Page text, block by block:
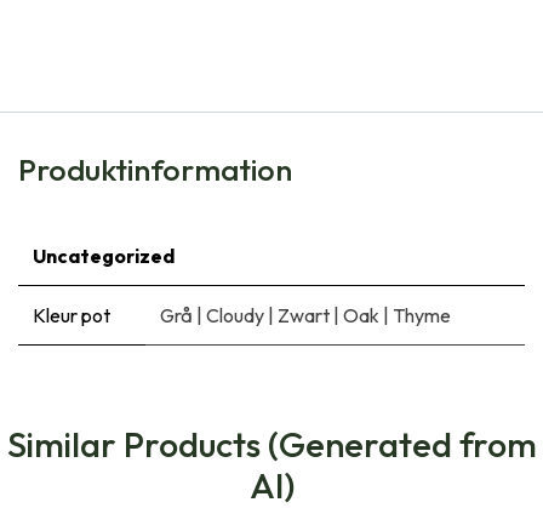
Produktinformation
Uncategorized
Kleur pot Grå | Cloudy | Zwart | Oak | Thyme
Similar Products (Generated from
AI)